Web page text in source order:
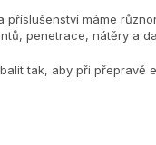
příslušenství máme
penetrace, nátěry a
tak, aby při přepravě